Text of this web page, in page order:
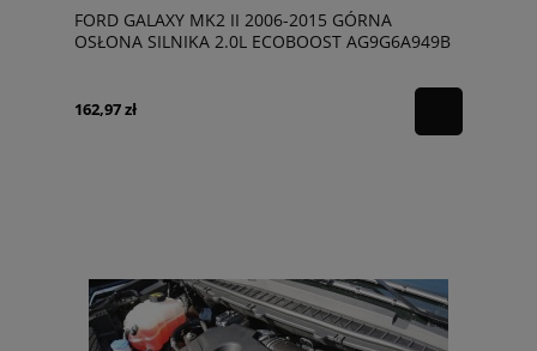
FORD GALAXY MK2 II 2006-2015 GÓRNA
OSŁONA SILNIKA 2.0L ECOBOOST AG9G6A949B
162,97 zł